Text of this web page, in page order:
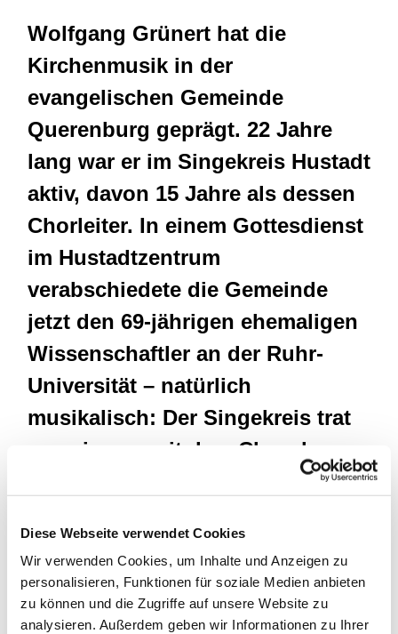
Diese Webseite verwendet Cookies
Wir verwenden Cookies, um Inhalte und Anzeigen zu
personalisieren, Funktionen für soziale Medien anbieten
zu können und die Zugriffe auf unsere Website zu
analysieren. Außerdem geben wir Informationen zu Ihrer
Wolfgang Grünert hat die
Kirchenmusik in der
evangelischen Gemeinde
Querenburg geprägt. 22 Jahre
lang war er im Singekreis Hustadt
aktiv, davon 15 Jahre als dessen
Chorleiter. In einem Gottesdienst
im Hustadtzentrum
verabschiedete die Gemeinde
jetzt den 69-jährigen ehemaligen
Wissenschaftler an der Ruhr-
Universität – natürlich
musikalisch: Der Singekreis trat
gemeinsam mit dem Chor der
baptistischen Gemeinde aus
Pfarrer Christian Zimmer dankte in dem Gottesdienst
Grünert, dass er über 15 Jahre lang ehrenamtlich den
Singekreis geleitet hat. "Darüber hinaus haben Sie